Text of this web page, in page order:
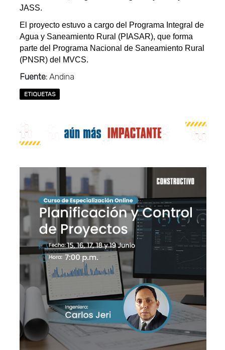
JASS.
El proyecto estuvo a cargo del Programa Integral de
Agua y Saneamiento Rural (PIASAR), que forma
parte del Programa Nacional de Saneamiento Rural
(PNSR) del MVCS.
Fuente: Andina
ETIQUETAS